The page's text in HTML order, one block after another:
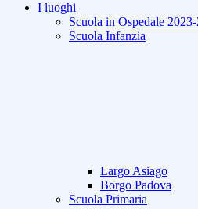
I luoghi
Scuola in Ospedale
Scuola Infanzia
Largo Asiago
Borgo Padova
Scuola Primaria